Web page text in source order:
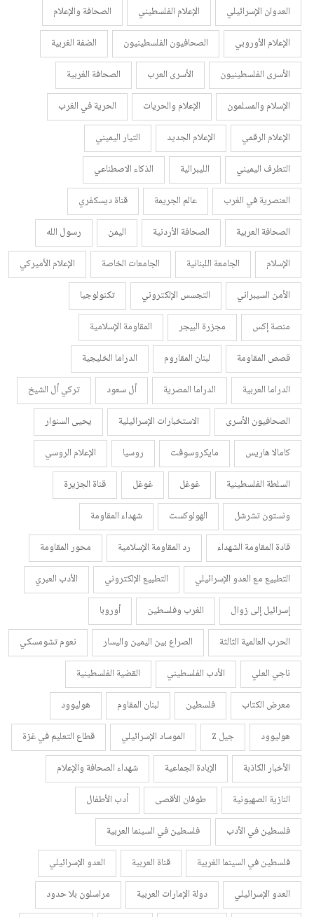
العدوان الإسرائيلي الإعلام الفلسطيني
الصحافة والإعلام
الإعلام الأوروبي
الصحافيون الفلسطينيون
الضفة الغربية
الأسرى الفلسطينيون
الأسرى العرب
الصحافة الغربية
الإسلام والمسلمون
الإعلام والحريات
الحرية في الغرب
الإعلام الرقمي
الإعلام الجديد
التيار اليميني
التطرف اليميني
الليبرالية
الذكاء الاصطناعي
العنصرية في الغرب
عالم الجريمة
قناة ديسكفري
الصحافة العربية
الصحافة الأردنية اليمن
رسول الله
الإسلام
الجامعة اللبنانية الجامعات الخاصة
الإعلام الأميركي
الأمن السيبراني
التجسس الإلكتروني
تكنولوجيا
منصة إكس
مجزرة البيجر
المقاومة الإسلامية
قصص المقاومة
لبنان المقاروم
الدراما الخليجية
الدراما العربية
الدراما المصرية أل سعود
تركي أل الشيخ
الصحافيون الأسرى
الاستخبارات الإسرائيلية
يحيى السنوار
كامالا هاريس
مايكروسوفت روسيا
الإعلام الروسي
السلطة الفلسطينية
غوغل غوغل
قناة الجزيرة
ونستون تشرشل
الهولوكست
شهداء المقاومة
قادة المقاومة الشهداء
رد المقاومة الإسلامية
محور المقاومة
التطبيع مع العدو الإسرائيلي
التطبيع الإلكتروني
الأدب العبري
إسرائيل إلى زوال
الغرب وفلسطين
أوروبا
الحرب العالمية الثالثة
الصراع بين اليمين واليسار
نعوم تشومسكي
ناجي العلي
الأدب الفلسطيني
القضية الفلسطينية
معرض الكتاب
فلسطين لبنان المقاوم
هوليوود
هوليوود
جيل z الموساد الإسرائيلي
قطاع التعليم في غزة
الأخبار الكاذبة
الإبادة الجماعية
شهداء الصحافة والإعلام
النازية الصهيونية
طوفان الأقصى
أدب الأطفال
فلسطين في الأدب
فلسطين في السينما العربية
فلسطين في السينما الغربية
قناة العربية
العدو الإسرائيلي
العدو الإسرائيلي
دولة الإمارات العربية
مراسلون بلا حدود